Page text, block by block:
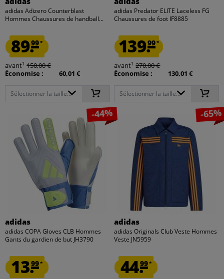
adidas Adizero Counterblast
Hommes Chaussures de handball...
89.99*
avant1 150,00 €
Économise :
60,01 €
Sélectionner la taille...
adidas Predator ELITE Laceless FG
Chaussures de foot IF8885
139.99*
avant1 270,00 €
Économise :
130,01 €
Sélectionner la taille...
-44%
adidas
adidas COPA Gloves CLB Hommes
Gants du gardien de but JH3790
13.99*
-65%
adidas
adidas Originals Club Veste Hommes
Veste JN5959
44.99*